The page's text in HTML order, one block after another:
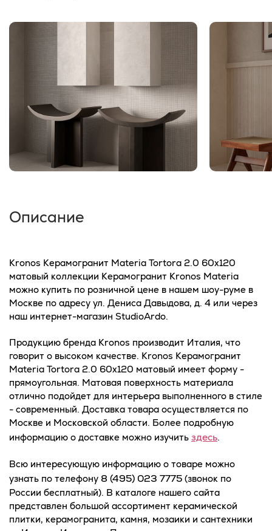
Описание
Kronos Керамогранит Materia Tortora 2.0 60x120
матовый коллекции Керамогранит Kronos Materia
можно купить по розничной цене в нашем шоу-руме в
Москве по адресу ул. Дениса Давыдова, д. 4 или через
наш интернет-магазин StudioArdo.
Продукцию бренда Kronos производит Италия, что
говорит о высоком качестве. Kronos Керамогранит
Materia Tortora 2.0 60x120 матовый имеет форму -
прямоугольная. Матовая поверхность материала
отлично подойдет для интерьера выполненного в стиле
- современный. Доставка товара осуществляется по
Москве и Московской области. Более подробную
информацию о доставке можно изучить здесь.
Всю интересующую информацию о товаре можно
узнать по телефону 8 (495) 023 7775 (звонок по
России бесплатный). В каталоге нашего сайта
представлен большой ассортимент керамической
плитки, керамогранита, камня, мозаики и сантехники